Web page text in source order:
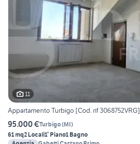
11
Appartamento Turbigo [Cod. rif 3068752VRG]
95.000 €Turbigo(MI)
61 mq2 Locali1° Piano1 Bagno